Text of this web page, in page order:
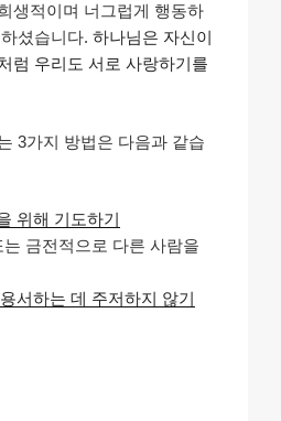
생적이며 너그럽게 행동하
셨습니다. 하나님은 자신이
럼 우리도 서로 사랑하기를
3가지 방법은 다음과 같습
위해 기도하기
금전적으로 다른 사람을
서하는 데 주저하지 않기